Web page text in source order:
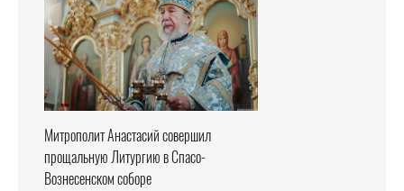
Митрополит Анастасий совершил
прощальную Литургию в Спасо-
Вознесенском соборе